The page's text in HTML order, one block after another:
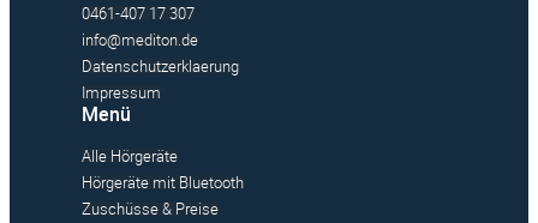
0461-407 17 307
info@mediton.de
Datenschutzerklaerung
Impressum
Menü
Alle Hörgeräte
Hörgeräte mit Bluetooth
Zuschüsse & Preise